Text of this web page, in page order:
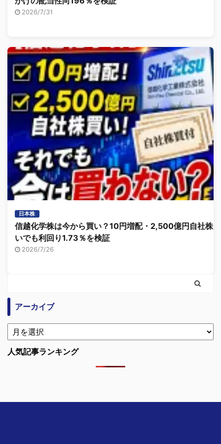
2026/7/31
日本株
信越化学株は今から買い？10円増配・2,500億円自社株買
いでも利回り1.73％を検証
2026/7/26
アーカイブ
人気記事ランキング